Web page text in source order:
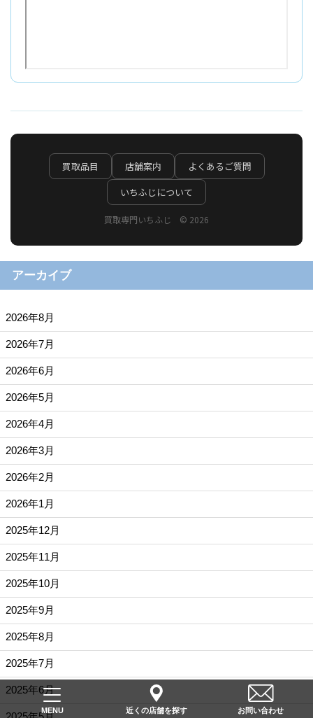
買取品目 店舗案内
よくあるご質問
いちふじについて
買取専門いちふじ © 2026
アーカイブ
2026年8月
2026年7月
2026年6月
2026年5月
2026年4月
2026年3月
2026年2月
2026年1月
2025年12月
2025年11月
2025年10月
2025年9月
2025年8月
2025年7月
2025年6月
MENU 近くの店舗を探す お問い合わせ